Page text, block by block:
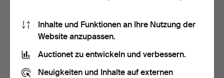
Inhalte und Funktionen an Ihre Nutzung der
Website anzupassen.
Auctionet zu entwickeln und verbessern.
Neuigkeiten und Inhalte auf externen